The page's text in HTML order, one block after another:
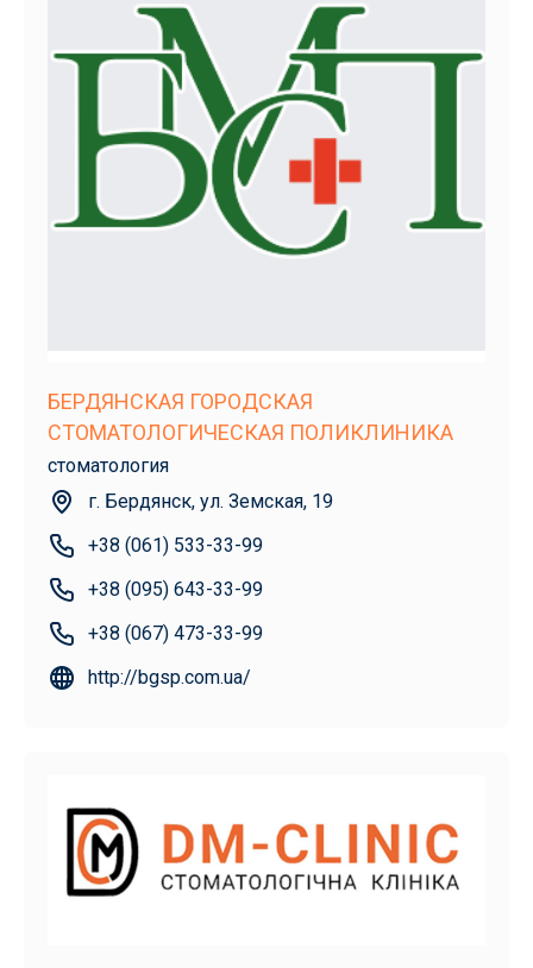
БЕРДЯНСКАЯ ГОРОДСКАЯ
СТОМАТОЛОГИЧЕСКАЯ ПОЛИКЛИНИКА
стоматология
г. Бердянск, ул. Земская, 19
+38 (061) 533-33-99
+38 (095) 643-33-99
+38 (067) 473-33-99
http://bgsp.com.ua/